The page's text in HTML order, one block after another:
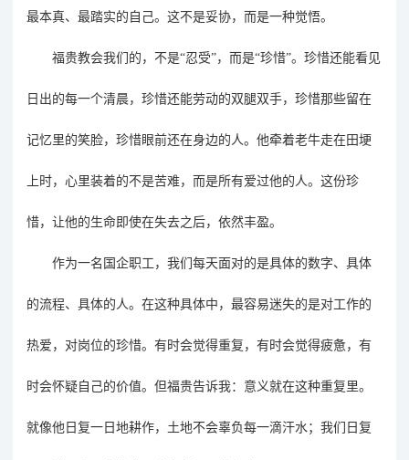
最本真、最踏实的自己。这不是妥协，而是一种觉悟。
福贵教会我们的，不是“忍受”，而是“珍惜”。珍惜还能看见
日出的每一个清晨，珍惜还能劳动的双腿双手，珍惜那些留在
记忆里的笑脸，珍惜眼前还在身边的人。他牵着老牛走在田埂
上时，心里装着的不是苦难，而是所有爱过他的人。这份珍
惜，让他的生命即使在失去之后，依然丰盈。
作为一名国企职工，我们每天面对的是具体的数字、具体
的流程、具体的人。在这种具体中，最容易迷失的是对工作的
热爱，对岗位的珍惜。有时会觉得重复，有时会觉得疲惫，有
时会怀疑自己的价值。但福贵告诉我：意义就在这种重复里。
就像他日复一日地耕作，土地不会辜负每一滴汗水；我们日复